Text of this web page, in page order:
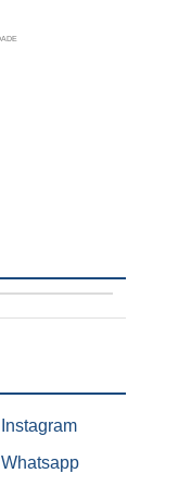
Instagram
Whatsapp